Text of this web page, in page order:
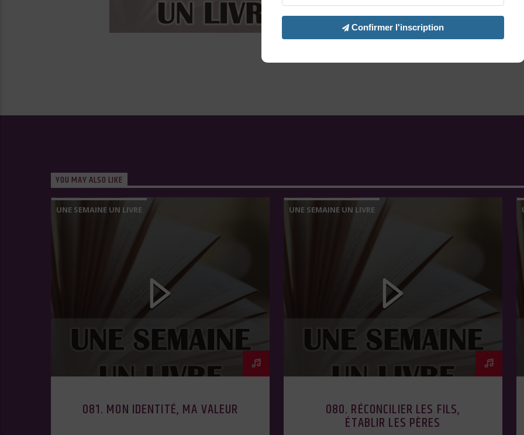
YOU MAY ALSO LIKE
UNE SEMAINE UN LIVRE
081. MON IDENTITÉ, MA VALEUR
UNE SEMAINE UN LIVRE
080. RÉCONCILIER LES FILS,
ÉTABLIR LES PÈRES
Confirmer l'inscription